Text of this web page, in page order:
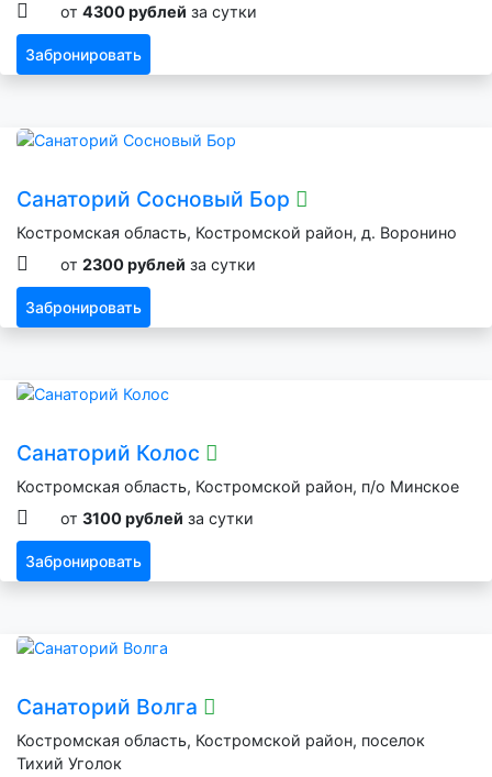
от 4300 рублей за сутки
Забронировать
Санаторий Сосновый Бор
Костромская область, Костромской район, д. Воронино
от 2300 рублей за сутки
Забронировать
Санаторий Колос
Костромская область, Костромской район, п/о Минское
от 3100 рублей за сутки
Забронировать
Санаторий Волга
Костромская область, Костромской район, поселок
Тихий Уголок